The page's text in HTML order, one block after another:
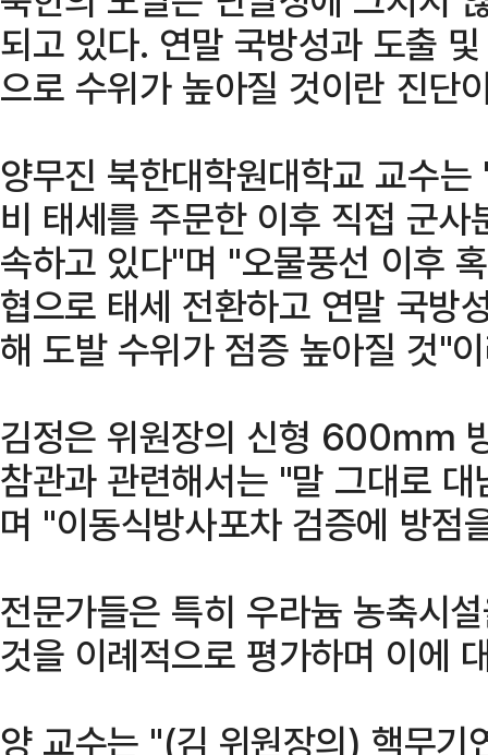
되고 있다. 연말 국방성과 도출
으로 수위가 높아질 것이란 진단
양무진 북한대학원대학교 교수
비 태세를 주문한 이후 직접 군
속하고 있다"며 "오물풍선 이후
협으로 태세 전환하고 연말 국방
해 도발 수위가 점증 높아질 것"
김정은 위원장의 신형 600㎜
참관과 관련해서는 "말 그대로
며 "이동식방사포차 검증에 방점
전문가들은 특히 우라늄 농축시
것을 이례적으로 평가하며 이에
양 교수는 "(김 위원장의) 핵무기